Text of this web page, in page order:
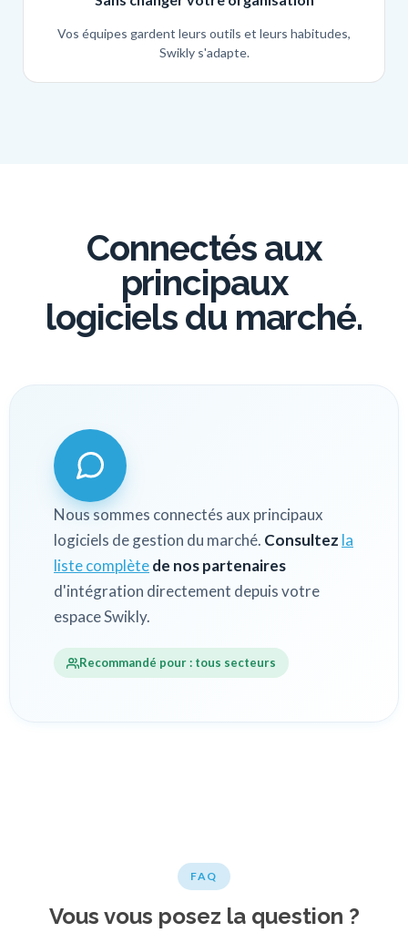
Vos équipes gardent leurs outils et leurs habitudes,
Swikly s'adapte.
Connectés aux
principaux
logiciels du marché.
Nous sommes connectés aux principaux
logiciels de gestion du marché. Consultez la
liste complètede nos partenaires
d'intégration directement depuis votre
espace Swikly.
Recommandé pour : tous secteurs
FAQ
Vous vous posez la question ?